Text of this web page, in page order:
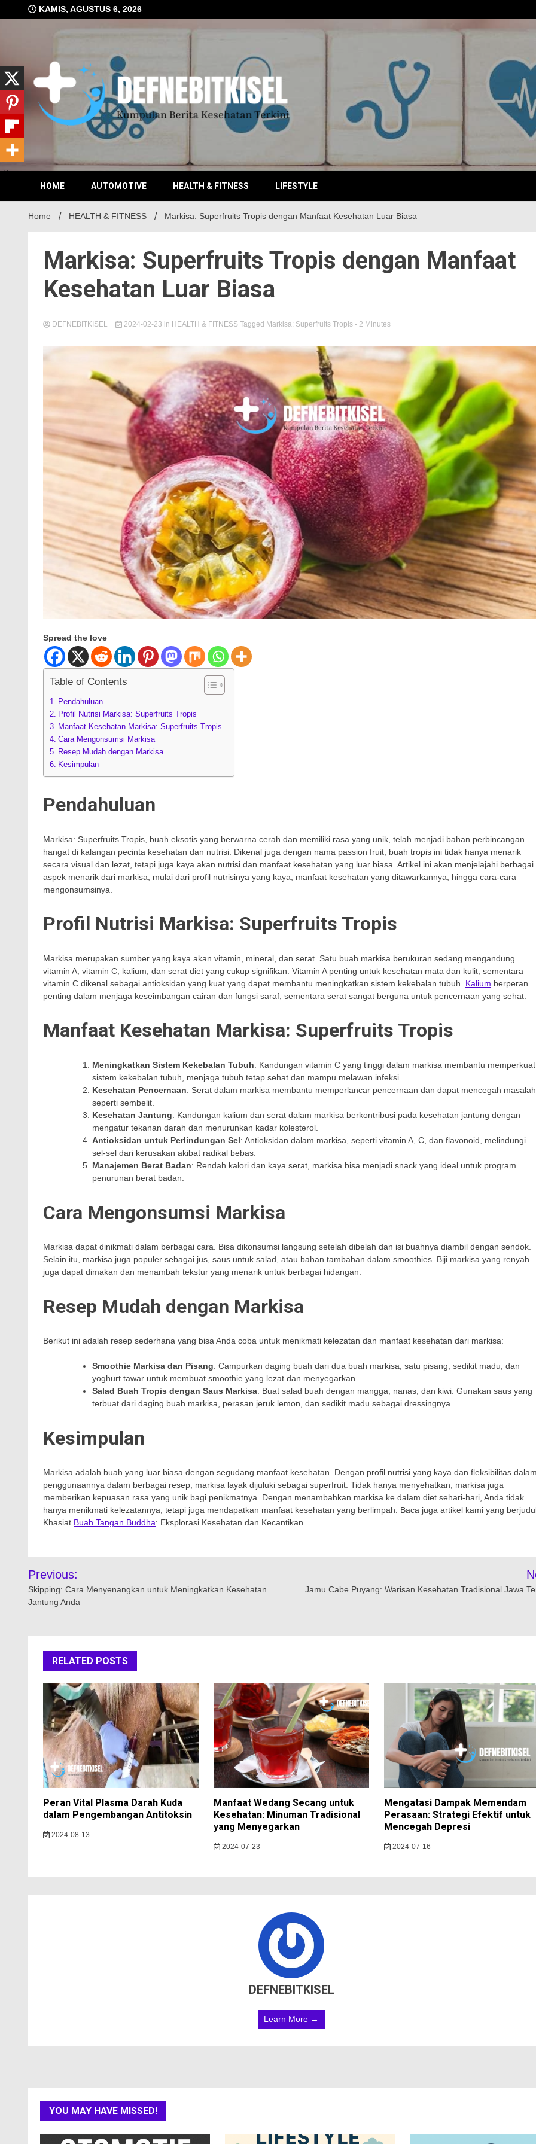
to
KAMIS, AGUSTUS 6, 2026
HOME AUTOMOTIVE HEALTH & FITNESS LIFESTYLE
Home HEALTH & FITNESS Markisa: Superfruits Tropis dengan Manfaat Kesehatan Luar Biasa
Markisa: Superfruits Tropis dengan Manfaat
Kesehatan Luar Biasa
DEFNEBITKISEL 2024-02-23 in HEALTH & FITNESS Tagged Markisa: Superfruits Tropis - 2 Minutes
Spread the love
Table of Contents
Pendahuluan
Profil Nutrisi Markisa: Superfruits Tropis
Manfaat Kesehatan Markisa: Superfruits Tropis
Cara Mengonsumsi Markisa
Resep Mudah dengan Markisa
Kesimpulan
Pendahuluan
Markisa: Superfruits Tropis, buah eksotis yang berwarna cerah dan memiliki rasa yang unik, telah menjadi bahan perbincangan
hangat di kalangan pecinta kesehatan dan nutrisi. Dikenal juga dengan nama passion fruit, buah tropis ini tidak hanya menarik
secara visual dan lezat, tetapi juga kaya akan nutrisi dan manfaat kesehatan yang luar biasa. Artikel ini akan menjelajahi berbagai
aspek menarik dari markisa, mulai dari profil nutrisinya yang kaya, manfaat kesehatan yang ditawarkannya, hingga cara-cara
mengonsumsinya.
Profil Nutrisi Markisa: Superfruits Tropis
Markisa merupakan sumber yang kaya akan vitamin, mineral, dan serat. Satu buah markisa berukuran sedang mengandung
vitamin A, vitamin C, kalium, dan serat diet yang cukup signifikan. Vitamin A penting untuk kesehatan mata dan kulit, sementara
vitamin C dikenal sebagai antioksidan yang kuat yang dapat membantu meningkatkan sistem kekebalan tubuh. Kalium berperan
penting dalam menjaga keseimbangan cairan dan fungsi saraf, sementara serat sangat berguna untuk pencernaan yang sehat.
Manfaat Kesehatan Markisa: Superfruits Tropis
Meningkatkan Sistem Kekebalan Tubuh: Kandungan vitamin C yang tinggi dalam markisa membantu memperkuat
sistem kekebalan tubuh, menjaga tubuh tetap sehat dan mampu melawan infeksi.
Kesehatan Pencernaan: Serat dalam markisa membantu memperlancar pencernaan dan dapat mencegah masalah
seperti sembelit.
Kesehatan Jantung: Kandungan kalium dan serat dalam markisa berkontribusi pada kesehatan jantung dengan
mengatur tekanan darah dan menurunkan kadar kolesterol.
Antioksidan untuk Perlindungan Sel: Antioksidan dalam markisa, seperti vitamin A, C, dan flavonoid, melindungi
sel-sel dari kerusakan akibat radikal bebas.
Manajemen Berat Badan: Rendah kalori dan kaya serat, markisa bisa menjadi snack yang ideal untuk program
penurunan berat badan.
Cara Mengonsumsi Markisa
Markisa dapat dinikmati dalam berbagai cara. Bisa dikonsumsi langsung setelah dibelah dan isi buahnya diambil dengan sendok.
Selain itu, markisa juga populer sebagai jus, saus untuk salad, atau bahan tambahan dalam smoothies. Biji markisa yang renyah
juga dapat dimakan dan menambah tekstur yang menarik untuk berbagai hidangan.
Resep Mudah dengan Markisa
Berikut ini adalah resep sederhana yang bisa Anda coba untuk menikmati kelezatan dan manfaat kesehatan dari markisa:
Smoothie Markisa dan Pisang: Campurkan daging buah dari dua buah markisa, satu pisang, sedikit madu, dan
yoghurt tawar untuk membuat smoothie yang lezat dan menyegarkan.
Salad Buah Tropis dengan Saus Markisa: Buat salad buah dengan mangga, nanas, dan kiwi. Gunakan saus yang
terbuat dari daging buah markisa, perasan jeruk lemon, dan sedikit madu sebagai dressingnya.
Kesimpulan
Markisa adalah buah yang luar biasa dengan segudang manfaat kesehatan. Dengan profil nutrisi yang kaya dan fleksibilitas dalam
penggunaannya dalam berbagai resep, markisa layak dijuluki sebagai superfruit. Tidak hanya menyehatkan, markisa juga
memberikan kepuasan rasa yang unik bagi penikmatnya. Dengan menambahkan markisa ke dalam diet sehari-hari, Anda tidak
hanya menikmati kelezatannya, tetapi juga mendapatkan manfaat kesehatan yang berlimpah. Baca juga artikel kami yang
Khasiat Buah Tangan Buddha: Eksplorasi Kesehatan dan Kecantikan.
Navigasi
pos
Previous:
Skipping: Cara Menyenangkan untuk Meningkatkan Kesehatan
Jantung Anda
Jamu Cabe Puyang: Warisan Kesehatan Tradisional Jawa
RELATED POSTS
Peran Vital Plasma Darah Kuda
dalam Pengembangan Antitoksin
2024-08-13
Manfaat Wedang Secang untuk
Kesehatan: Minuman Tradisional
yang Menyegarkan
2024-07-23
Mengatasi Dampak Memendam
Perasaan: Strategi Efektif untuk
Mencegah Depresi
2024-07-16
DEFNEBITKISEL
Learn More →
YOU MAY HAVE MISSED!